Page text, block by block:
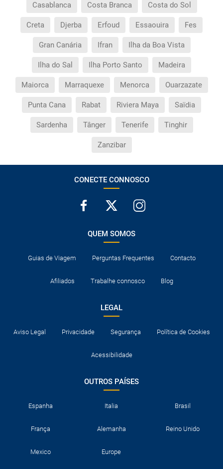
Casablanca Costa Branca Costa do Sol
Creta Djerba Erfoud Essaouira Fes
Gran Canária Ifran Ilha da Boa Vista
Ilha do Sal Ilha Porto Santo Madeira
Maiorca Marraquexe Menorca Ouarzazate
Punta Cana Rabat Riviera Maya Saïdia
Sardenha Tânger Tenerife Tinghir
Zanzibar
CONECTE CONNOSCO
QUEM SOMOS
Guias de Viagem Perguntas Frequentes Contacto
Afiliados Trabalhe connosco Blog
LEGAL
Aviso Legal Privacidade Segurança Política de Cookies
Acessibilidade
OUTROS PAÍSES
Espanha Italia Brasil
França Alemanha Reino Unido
Mexico Europe